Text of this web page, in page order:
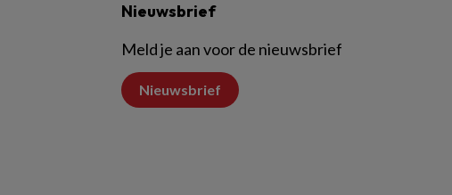
Nieuwsbrief
Meld je aan voor de nieuwsbrief
Nieuwsbrief